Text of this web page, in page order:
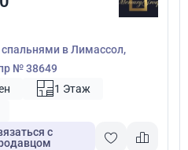
спальнями в Лимассол,
№ 38649
1 Этаж
с